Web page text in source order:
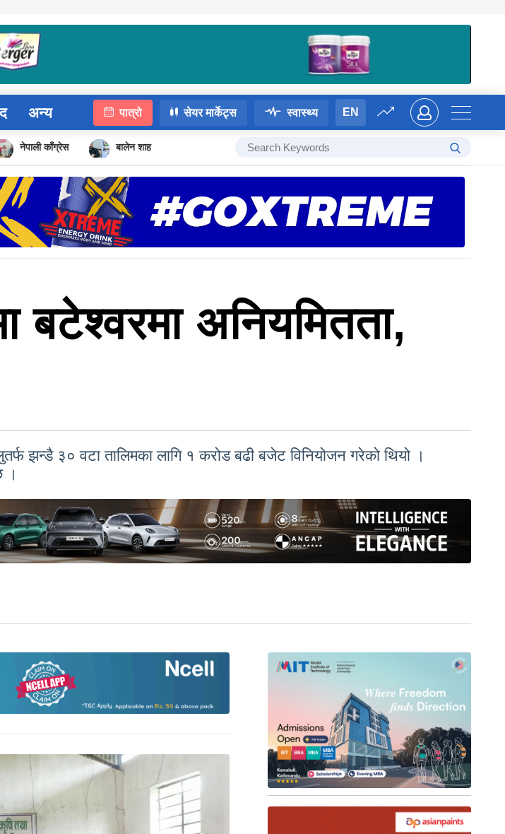
अन्य पात्रो सेयर मार्केट्स स्वास्थ्य EN
नेपाली काँग्रेस बालेन शाह
बटेश्वरमा अनियमितता,
झन्डै ३० वटा तालिमका लागि १ करोड बढी बजेट विनियोजन गरेको थियो ।
।